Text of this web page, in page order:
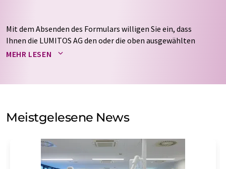
Mit dem Absenden des Formulars willigen Sie ein, dass
Ihnen die LUMITOS AG den oder die oben ausgewählten
Newsletter per E-Mail zusendet. Ihre Daten werden
auf Basis unsererDatenschutzerklärung. LUMITOS darf
Meinungsforschung per E-Mail kontaktieren. Ihre
Einwilligung können Sie jederzeit ohne Angabe von
Str. 2, 12489 Berlin oder per E-Mail unter
widerruf@lumitos.commit Wirkung für die Zukunft
MEHR LESEN
Meistgelesene News